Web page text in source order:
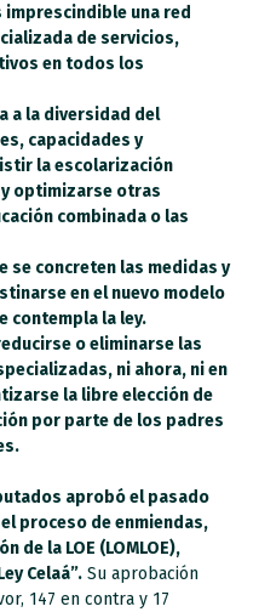
imprescindible una red
de servicios,
en todos los
a la diversidad del
capacidades y
la escolarización
optimizarse otras
combinada o las
se concreten las medidas y
en el nuevo modelo
contempla la ley.
o eliminarse las
ni ahora, ni en
la libre elección de
por parte de los padres
aprobó el pasado
proceso de enmiendas,
de la LOE (LOMLOE),
Celaá”. Su aprobación
147 en contra y 17